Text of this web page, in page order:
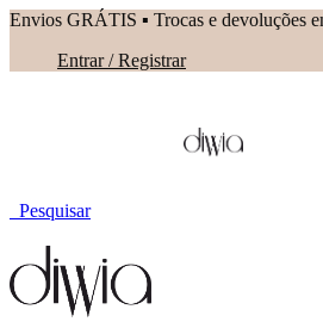
Envios GRÁTIS ▪︎ Trocas e devoluções
Entrar / Registrar
Pesquisar